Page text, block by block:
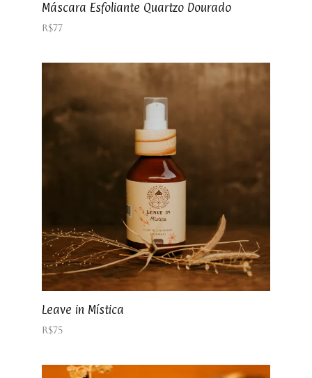
Máscara Esfoliante Quartzo Dourado
R$77
Leave in Mística
R$75